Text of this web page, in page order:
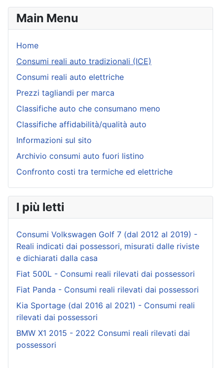
Main Menu
Home
Consumi reali auto tradizionali (ICE)
Consumi reali auto elettriche
Prezzi tagliandi per marca
Classifiche auto che consumano meno
Classifiche affidabilità/qualità auto
Informazioni sul sito
Archivio consumi auto fuori listino
Confronto costi tra termiche ed elettriche
I più letti
Consumi Volkswagen Golf 7 (dal 2012 al 2019) -
Reali indicati dai possessori, misurati dalle riviste
e dichiarati dalla casa
Fiat 500L - Consumi reali rilevati dai possessori
Fiat Panda - Consumi reali rilevati dai possessori
Kia Sportage (dal 2016 al 2021) - Consumi reali
rilevati dai possessori
BMW X1 2015 - 2022 Consumi reali rilevati dai
possessori